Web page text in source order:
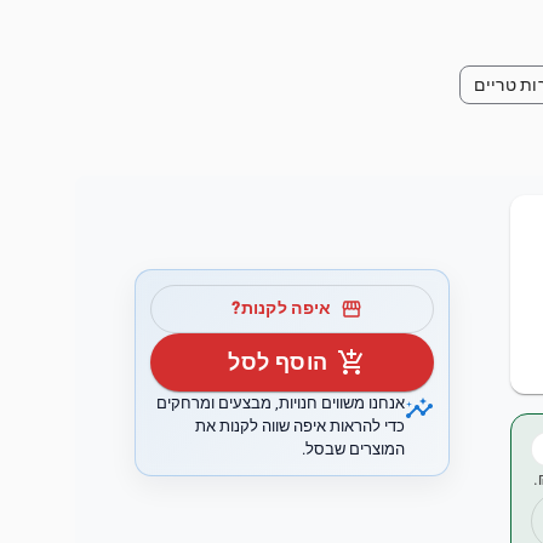
טריים
storefront איפה לקנות?
add_shopping_cart הוסף לסל
insightsאנחנו משווים חנויות, מבצעים ומרחקים
כדי להראות איפה שווה לקנות את
המוצרים שבסל.